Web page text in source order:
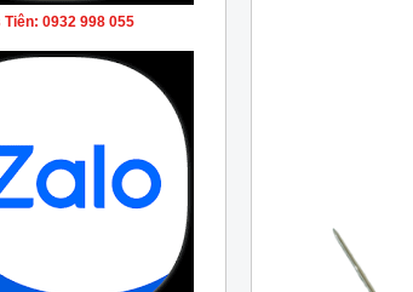
Tiên: 0932 998 055